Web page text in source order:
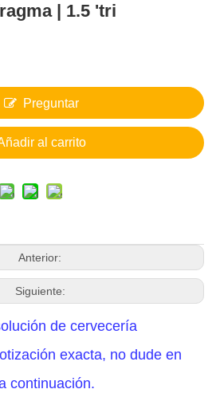
| 1.5 'tri
Preguntar
al carrito
Anterior:
Siguiente:
de cervecería
exacta, no dude en
continuación.